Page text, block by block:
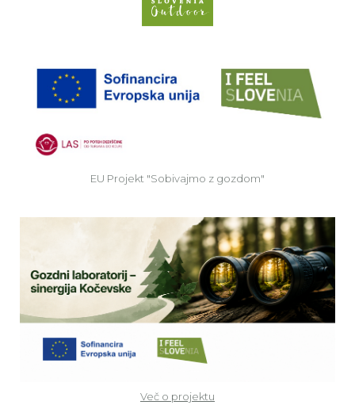
EU Projekt "Sobivajmo z gozdom"
Več o projektu